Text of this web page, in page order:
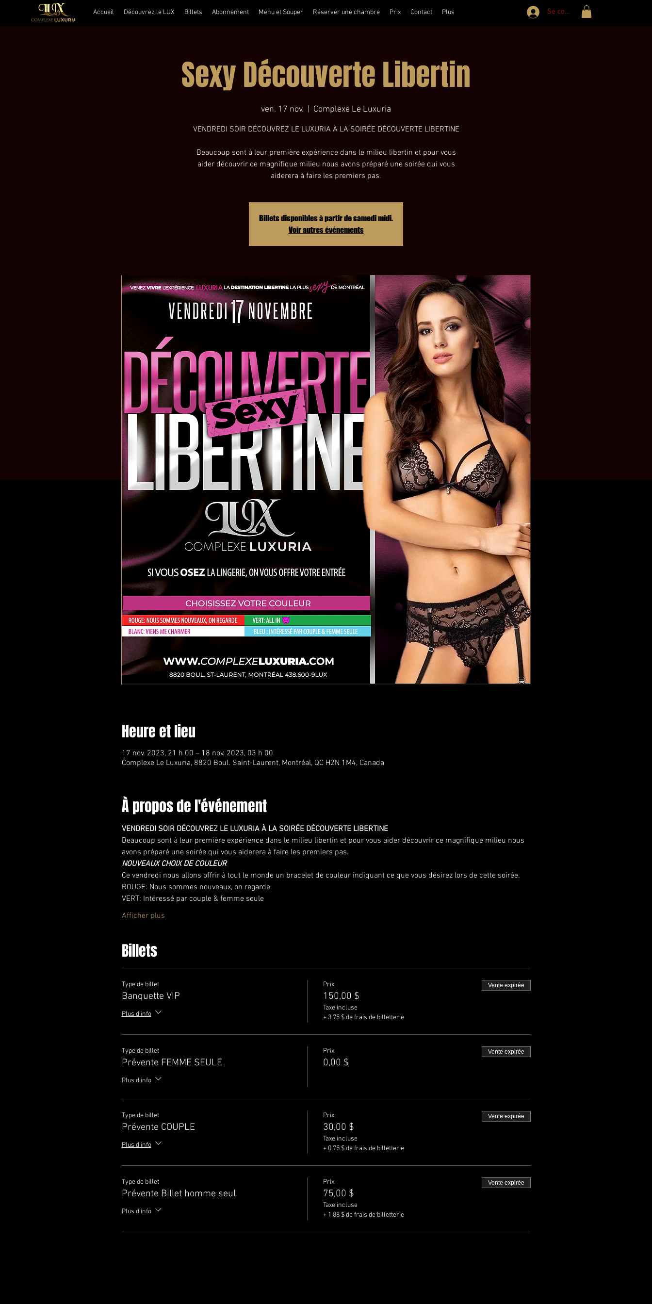
Accueil Découvrez le LUX Billets Abonnement Menu et Souper Réserver une chambre Prix Contact Plus Se connecter
Sexy Découverte Libertin
ven. 17 nov.
  |
Complexe Le Luxuria
VENDREDI SOIR DÉCOUVREZ LE LUXURIA À LA SOIRÉE DÉCOUVERTE LIBERTINE
Beaucoup sont à leur première expérience dans le milieu libertin et pour vous
aider découvrir ce magnifique milieu nous avons préparé une soirée qui vous
aiderera à faire les premiers pas.
Billets disponibles à partir de samedi midi.
Voir autres événements
Heure et lieu
17 nov. 2023, 21 h 00 – 18 nov. 2023, 03 h 00
Complexe Le Luxuria, 8820 Boul. Saint-Laurent, Montréal, QC H2N 1M4, Canada
À propos de l'événement
VENDREDI SOIR DÉCOUVREZ LE LUXURIA À LA SOIRÉE DÉCOUVERTE LIBERTINE
Beaucoup sont à leur première expérience dans le milieu libertin et pour vous aider découvrir ce magnifique milieu nous
avons préparé une soirée qui vous aiderera à faire les premiers pas.
NOUVEAUX CHOIX DE COULEUR
Ce vendredi nous allons offrir à tout le monde un bracelet de couleur indiquant ce que vous désirez lors de cette soirée.
ROUGE: Nous sommes nouveaux, on regarde
VERT: Intéressé par couple & femme seule
Afficher plus
Billets
Type de billet
Banquette VIP
Plus d'info
Prix
150,00 $
Taxe incluse
+ 3,75 $ de frais de billetterie
Vente expirée
Type de billet
Prévente FEMME SEULE
Plus d'info
Prix
0,00 $
Vente expirée
Type de billet
Prévente COUPLE
Plus d'info
Prix
30,00 $
Taxe incluse
+ 0,75 $ de frais de billetterie
Vente expirée
Type de billet
Prévente Billet homme seul
Plus d'info
Prix
75,00 $
Taxe incluse
+ 1,88 $ de frais de billetterie
Vente expirée